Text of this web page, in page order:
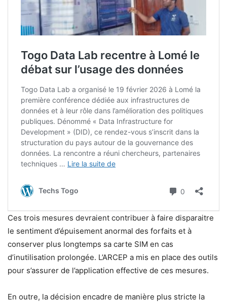
Ces trois mesures devraient contribuer à faire disparaitre
le sentiment d’épuisement anormal des forfaits et à
conserver plus longtemps sa carte SIM en cas
d’inutilisation prolongée. L’ARCEP a mis en place des outils
pour s’assurer de l’application effective de ces mesures.
En outre, la décision encadre de manière plus stricte la